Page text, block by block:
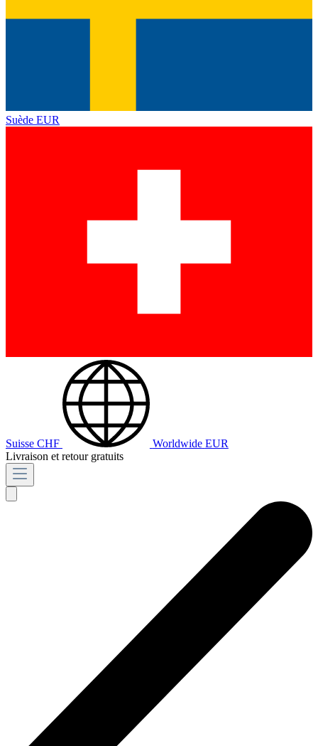
Suède EUR
Suisse CHF Worldwide EUR
Livraison et retour gratuits